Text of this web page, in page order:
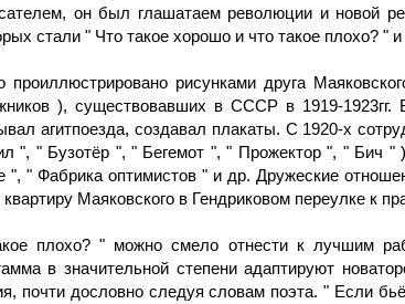
он был глашатаем революции и новой
стали " Что такое хорошо и что такое плохо? "
рисунками друга
), существовавших в СССР в 1919-1923гг.
агитпоезда, создавал плакаты. С 1920-х
" Бузотёр ", " Бегемот ", " Прожектор ", " Бич "
" Фабрика оптимистов " и др. Дружеские
Маяковского в Гендриковом переулке к
плохо? " можно смело отнести к лучшим
в значительной степени адаптируют
почти дословно следуя словам поэта. " Если